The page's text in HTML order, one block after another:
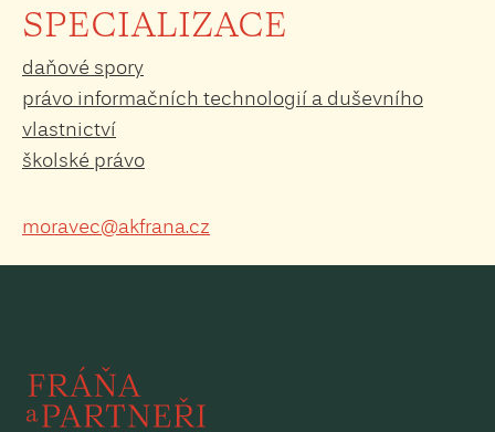
SPECIALIZACE
daňové spory
právo informačních technologií a duševního
vlastnictví
školské právo
moravec@akfrana.cz